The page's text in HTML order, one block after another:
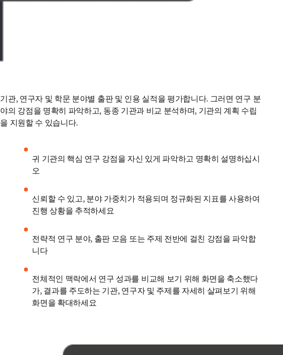
기관, 연구자 및 학문 분야별 출판 및 인용 실적을 평가합니다. 그러면 연구 분
야의 강점을 명확히 파악하고, 동종 기관과 비교 분석하며, 기관의 계획 수립
을 지원할 수 있습니다.
귀 기관의 핵심 연구 강점을 자신 있게 파악하고 명확히 설명하십시
오
신뢰할 수 있고, 분야 가중치가 적용되며 정규화된 지표를 사용하여
진행 상황을 추적하세요
전략적 연구 분야, 출판 모음 또는 주제 전반에 걸친 강점을 파악합
니다
전체적인 맥락에서 연구 성과를 비교해 보기 위해 화면을 축소했다
가, 결과를 주도하는 기관, 연구자 및 주제를 자세히 살펴보기 위해
화면을 확대하세요